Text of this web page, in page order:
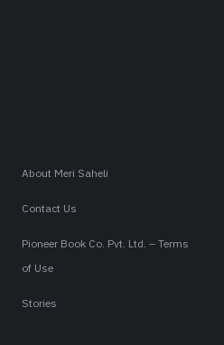
About Meri Saheli
Contact Us
Pioneer Book Co. Pvt. Ltd. – Terms
of Use
Stories